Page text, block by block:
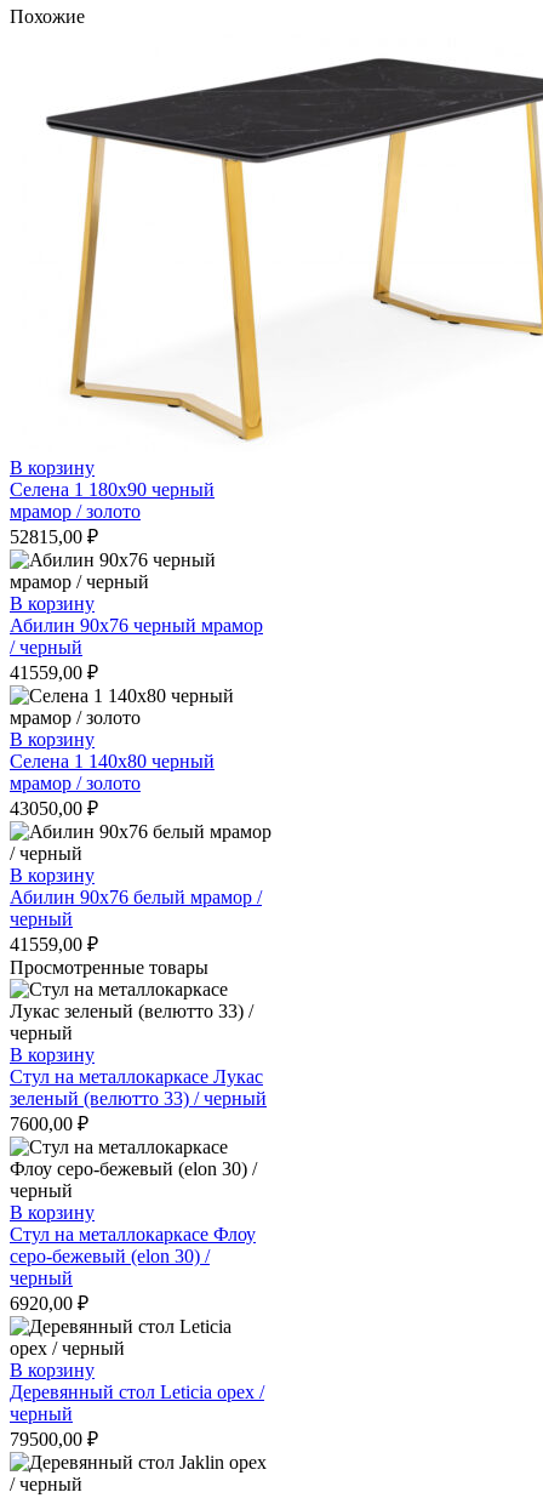
Похожие
В корзину
Селена 1 180х90 черный
мрамор / золото
52815,00 ₽
В корзину
Абилин 90х76 черный мрамор
/ черный
41559,00 ₽
В корзину
Селена 1 140х80 черный
мрамор / золото
43050,00 ₽
В корзину
Абилин 90х76 белый мрамор /
черный
41559,00 ₽
Просмотренные товары
В корзину
Стул на металлокаркасе Лукас
зеленый (велютто 33) / черный
7600,00 ₽
В корзину
Стул на металлокаркасе Флоу
серо-бежевый (elon 30) /
черный
6920,00 ₽
В корзину
Деревянный стол Leticia орех /
черный
79500,00 ₽